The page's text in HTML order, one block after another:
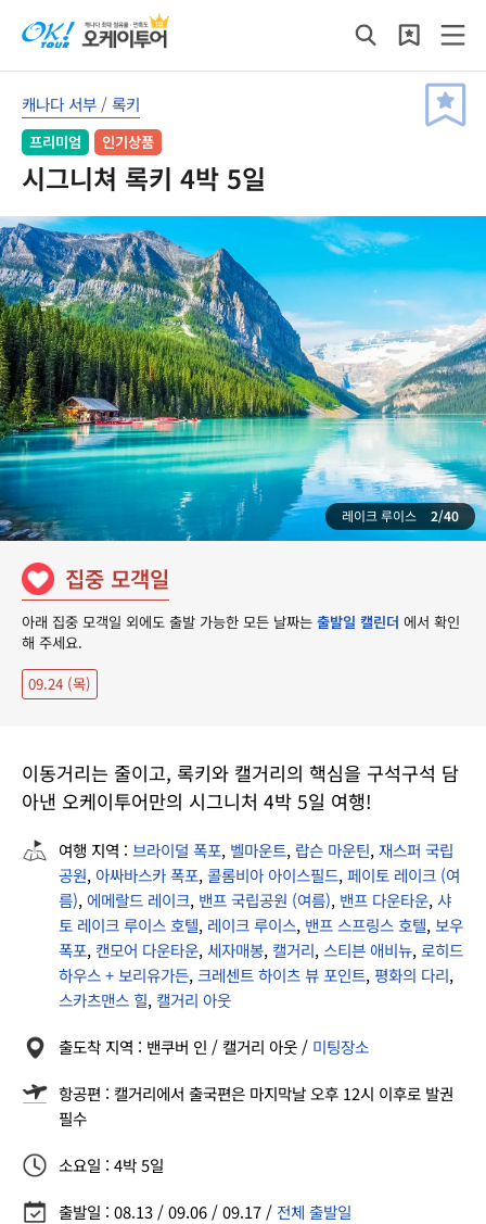
캐나다 서부 /록키
프리미엄 인기상품
시그니쳐 록키 4박 5일
레이크 루이스 2/40
집중 모객일
아래 집중 모객일 외에도 출발 가능한 모든 날짜는 출발일 캘린더 에서 확인
해 주세요.
09.24 (목)
이동거리는 줄이고, 록키와 캘거리의 핵심을 구석구석 담
아낸 오케이투어만의 시그니처 4박 5일 여행!
여행 지역 : 브라이덜 폭포, 벨마운트, 랍슨 마운틴, 재스퍼 국립
공원, 아싸바스카 폭포, 콜롬비아 아이스필드, 페이토 레이크 (여
름), 에메랄드 레이크, 밴프 국립공원 (여름), 밴프 다운타운, 샤
토 레이크 루이스 호텔, 레이크 루이스, 밴프 스프링스 호텔, 보우
폭포, 캔모어 다운타운, 세자매봉, 캘거리, 스티븐 애비뉴, 로히드
하우스 + 보리유가든, 크레센트 하이츠 뷰 포인트, 평화의 다리,
스카츠맨스 힐, 캘거리 아웃
출도착 지역 : 밴쿠버 인 / 캘거리 아웃 / 미팅장소
항공편 : 캘거리에서 출국편은 마지막날 오후 12시 이후로 발권
필수
소요일 : 4박 5일
출발일 : 08.13 / 09.06 / 09.17 / 전체 출발일